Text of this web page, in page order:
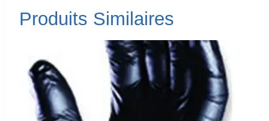
Produits Similaires